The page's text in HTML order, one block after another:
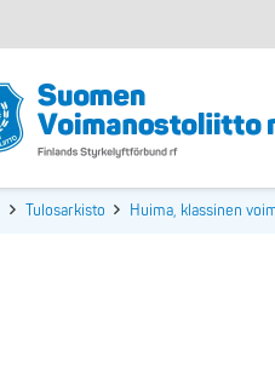
Tulosarkisto Huima, klassinen